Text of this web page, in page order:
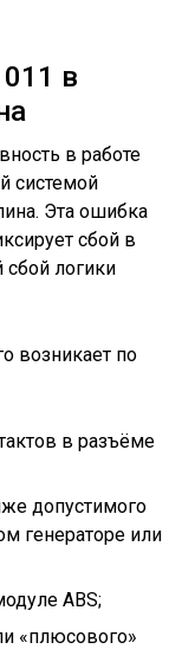
в
в работе
системой
Эта ошибка
сбой в
сбой логики
возникает по
в разъёме
допустимого
генераторе или
ABS;
«плюсового»